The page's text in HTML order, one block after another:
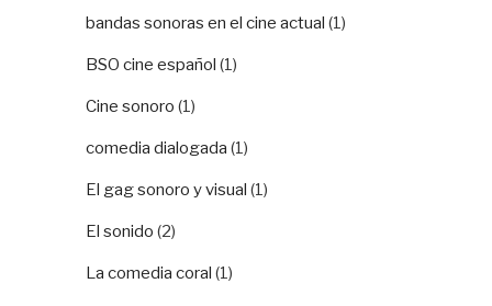
bandas sonoras en el cine actual (1)
BSO cine español (1)
Cine sonoro (1)
comedia dialogada (1)
El gag sonoro y visual (1)
El sonido (2)
La comedia coral (1)